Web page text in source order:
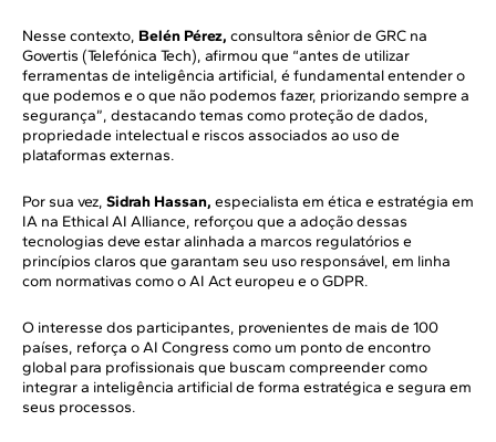
Nesse contexto, Belén Pérez, consultora sênior de GRC na
Govertis (Telefónica Tech), afirmou que “antes de utilizar
ferramentas de inteligência artificial, é fundamental entender o
que podemos e o que não podemos fazer, priorizando sempre a
segurança”, destacando temas como proteção de dados,
propriedade intelectual e riscos associados ao uso de
plataformas externas.
Por sua vez, Sidrah Hassan, especialista em ética e estratégia em
IA na Ethical AI Alliance, reforçou que a adoção dessas
tecnologias deve estar alinhada a marcos regulatórios e
princípios claros que garantam seu uso responsável, em linha
com normativas como o AI Act europeu e o GDPR.
O interesse dos participantes, provenientes de mais de 100
países, reforça o AI Congress como um ponto de encontro
global para profissionais que buscam compreender como
integrar a inteligência artificial de forma estratégica e segura em
seus processos.